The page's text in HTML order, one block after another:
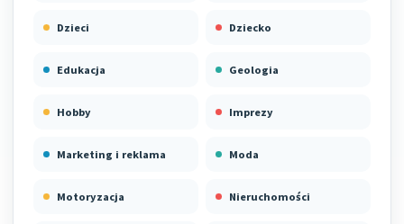
Dzieci Dziecko
Edukacja Geologia
Hobby Imprezy
Marketing i reklama Moda
Motoryzacja Nieruchomości